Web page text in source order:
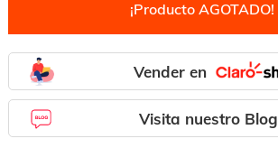
¡Producto AGOTADO!
Vender en
Visita nuestro Blog